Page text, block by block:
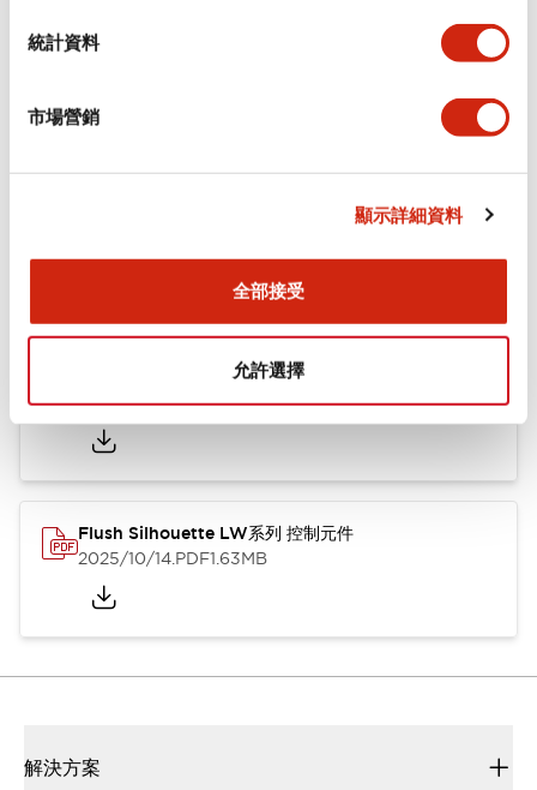
統計資料
市場營銷
顯示詳細資料
全部接受
允許選擇
安裝和安裝規範
認證與標準
Flush Silhouette LW系列 控制元件 (英文版)
2025/09/19.PDF1.23MB
Flush Silhouette LW系列 控制元件
2025/10/14.PDF1.63MB
解決方案